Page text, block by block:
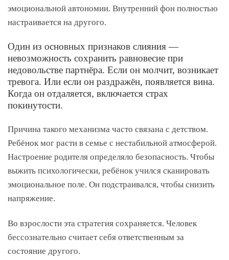
эмоциональной автономии. Внутренний фон полностью
настраивается на другого.
Один из основных признаков слияния —
невозможность сохранить равновесие при
недовольстве партнёра. Если он молчит, возникает
тревога. Или если он раздражён, появляется вина.
Когда он отдаляется, включается страх
покинутости.
Причина такого механизма часто связана с детством.
Ребёнок мог расти в семье с нестабильной атмосферой.
Настроение родителя определяло безопасность. Чтобы
выжить психологически, ребёнок учился сканировать
эмоциональное поле. Он подстраивался, чтобы снизить
напряжение.
Во взрослости эта стратегия сохраняется. Человек
бессознательно считает себя ответственным за
состояние другого.